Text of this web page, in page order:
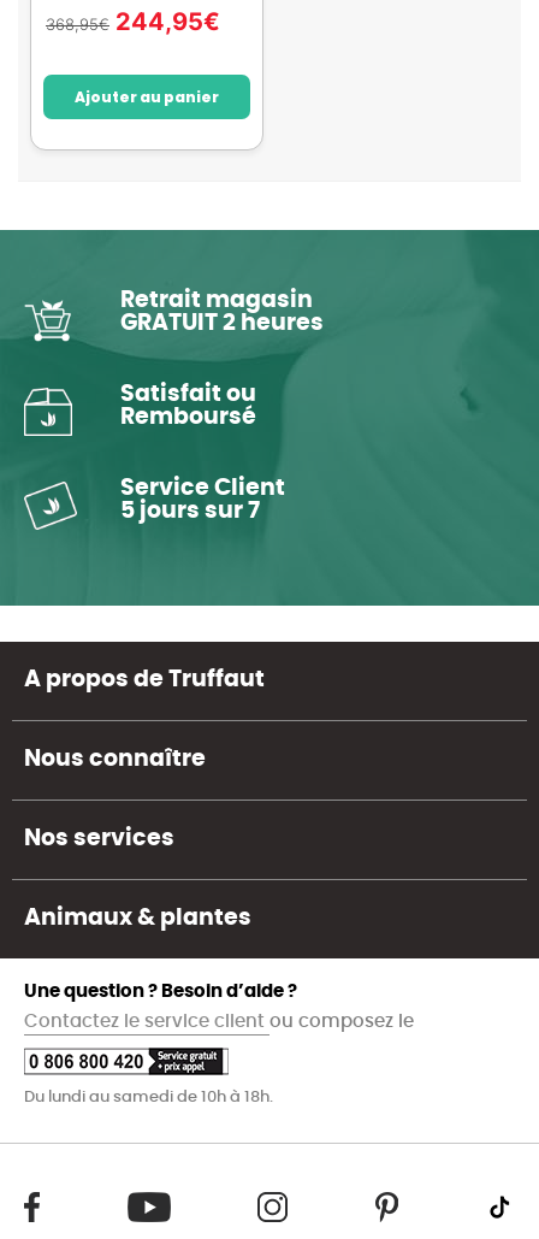
368,95€ 244,95€
Ajouter au panier
Retrait magasin
GRATUIT 2 heures
Satisfait ou
Remboursé
Service Client
5 jours sur 7
A propos de Truffaut
Nous connaître
Nos services
Animaux & plantes
Une question ? Besoin d’aide ?
Contactez le service client ou composez le
Du lundi au samedi de 10h à 18h.